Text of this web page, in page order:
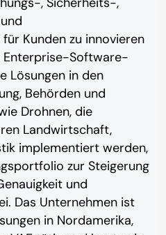
Kunden zu innovieren
Enterprise-Software-
Lösungen in den
Behörden und
Drohnen, die
Landwirtschaft,
implementiert werden,
zur Steigerung
und
Das Unternehmen ist
in Nordamerika,